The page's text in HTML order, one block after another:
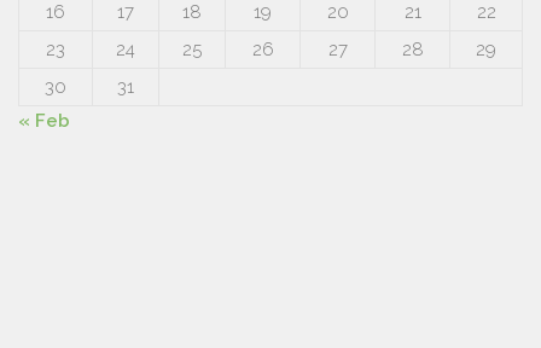
16
17 18 19 20 21
22
23
24 25 26 27 28
29
30
31
« Feb